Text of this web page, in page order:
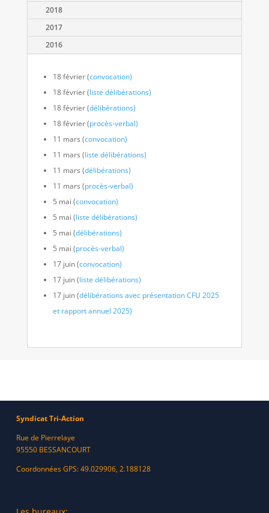
2018
2017
2016
18 février (convocation)
18 février (liste délibérations)
18 février (délibérations)
18 février (procès-verbal)
11 mars (convocation)
11 mars (liste délibérations)
11 mars (délibérations)
11 mars (procès-verbal)
5 mai (convocation)
5 mai (liste délibérations)
5 mai (délibérations)
5 mai (procès-verbal)
17 juin (convocation)
17 juin (liste délibérations)
17 juin (délibérations avec présentation CFU 2025
et rapport annuel 2025)
Syndicat Tri-Action
Rue de Pierrelaye
95550 BESSANCOURT
Coordonnées GPS: 49.029906, 2.188128